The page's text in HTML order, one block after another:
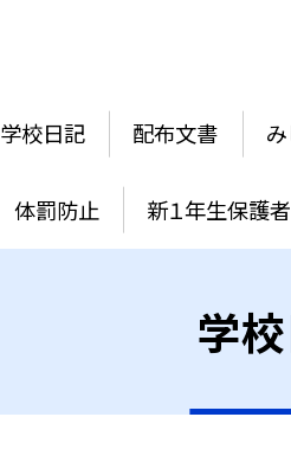
学校日記 配布文書
体罰防止 新１年生保護
学